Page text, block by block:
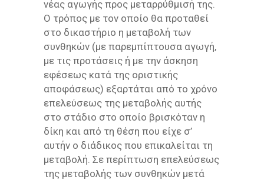
νέας αγωγής προς μεταρρύθμισή της.
Ο τρόπος με τον οποίο θα προταθεί
στο δικαστήριο η μεταβολή των
συνθηκών (με παρεμπίπτουσα αγωγή,
με τις προτάσεις ή με την άσκηση
εφέσεως κατά της οριστικής
αποφάσεως) εξαρτάται από το χρόνο
επελεύσεως της μεταβολής αυτής
στο στάδιο στο οποίο βρισκόταν η
δίκη και από τη θέση που είχε σ’
αυτήν ο διάδικος που επικαλείται τη
μεταβολή. Σε περίπτωση επελεύσεως
της μεταβολής των συνθηκών μετά